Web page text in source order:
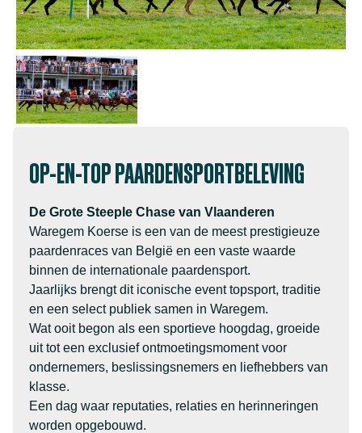
OP-EN-TOP PAARDENSPORTBELEVING
De Grote Steeple Chase van Vlaanderen
Waregem Koerse is een van de meest prestigieuze
paardenraces van België en een vaste waarde
binnen de internationale paardensport.
Jaarlijks brengt dit iconische event topsport, traditie
en een select publiek samen in Waregem.
Wat ooit begon als een sportieve hoogdag, groeide
uit tot een exclusief ontmoetingsmoment voor
ondernemers, beslissingsnemers en liefhebbers van
klasse.
Een dag waar reputaties, relaties en herinneringen
worden opgebouwd.